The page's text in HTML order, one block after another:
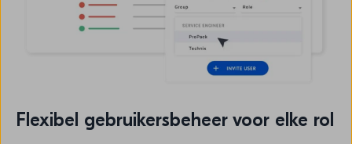
Flexibel gebruikersbeheer voor elke rol